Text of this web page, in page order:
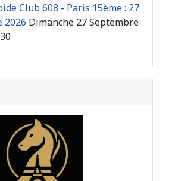
Club 608 - Paris 15ème : 27
2026 Dimanche 27 Septembre